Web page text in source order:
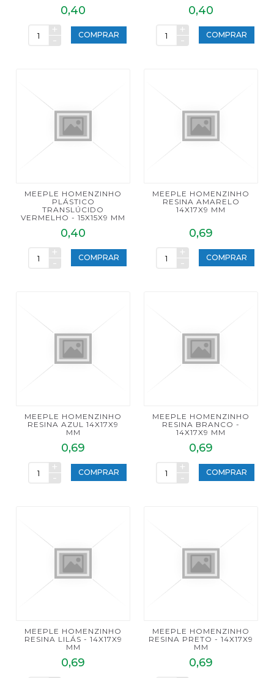
0,40
+
-
COMPRAR
0,40
+
-
COMPRAR
MEEPLE HOMENZINHO
PLÁSTICO
TRANSLÚCIDO
VERMELHO - 15X15X9 MM
0,40
+
-
COMPRAR
MEEPLE HOMENZINHO
RESINA AMARELO
14X17X9 MM
0,69
+
-
COMPRAR
MEEPLE HOMENZINHO
RESINA AZUL 14X17X9
MM
0,69
+
-
COMPRAR
MEEPLE HOMENZINHO
RESINA BRANCO -
14X17X9 MM
0,69
+
-
COMPRAR
MEEPLE HOMENZINHO
RESINA LILÁS - 14X17X9
MM
0,69
MEEPLE HOMENZINHO
RESINA PRETO - 14X17X9
MM
0,69